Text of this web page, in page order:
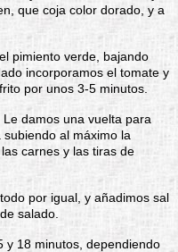
que coja color dorado, y a
pimiento verde, bajando
incorporamos el tomate y
por unos 3-5 minutos.
damos una vuelta para
al máximo la
carnes y las tiras de
por igual, y añadimos sal
salado.
y 18 minutos, dependiendo